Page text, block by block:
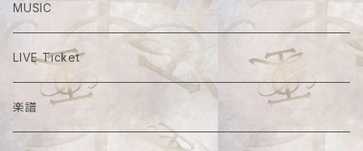
MUSIC
LIVE Ticket
楽譜